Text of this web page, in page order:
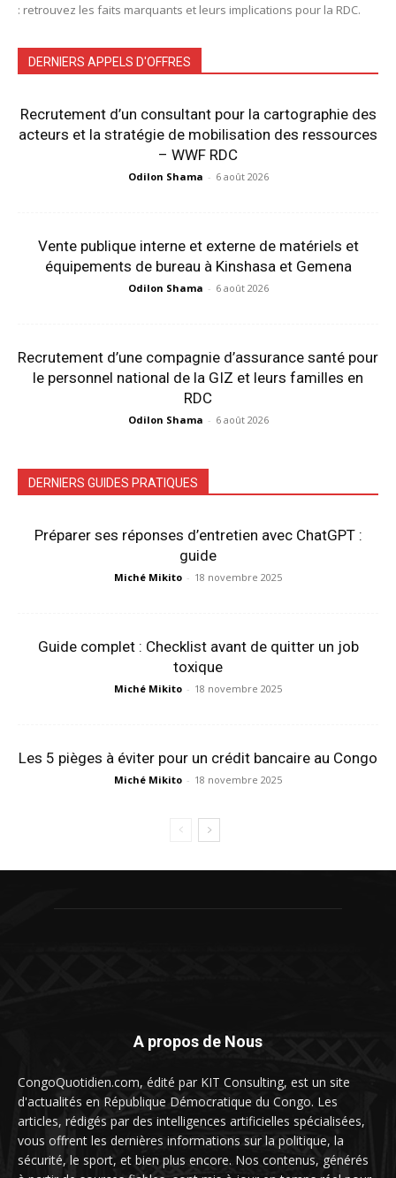
: retrouvez les faits marquants et leurs implications pour la RDC.
DERNIERS APPELS D'OFFRES
Recrutement d’un consultant pour la cartographie des
acteurs et la stratégie de mobilisation des ressources
– WWF RDC
Odilon Shama - 6 août 2026
Vente publique interne et externe de matériels et
équipements de bureau à Kinshasa et Gemena
Odilon Shama - 6 août 2026
Recrutement d’une compagnie d’assurance santé pour
le personnel national de la GIZ et leurs familles en
RDC
Odilon Shama - 6 août 2026
DERNIERS GUIDES PRATIQUES
Préparer ses réponses d’entretien avec ChatGPT :
guide
Miché Mikito - 18 novembre 2025
Guide complet : Checklist avant de quitter un job
toxique
Miché Mikito - 18 novembre 2025
Les 5 pièges à éviter pour un crédit bancaire au Congo
Miché Mikito - 18 novembre 2025
A propos de Nous
CongoQuotidien.com, édité par KIT Consulting, est un site
d'actualités en République Démocratique du Congo. Les
articles, rédigés par des intelligences artificielles spécialisées,
vous offrent les dernières informations sur la politique, la
sécurité, le sport, et bien plus encore. Nos contenus, générés